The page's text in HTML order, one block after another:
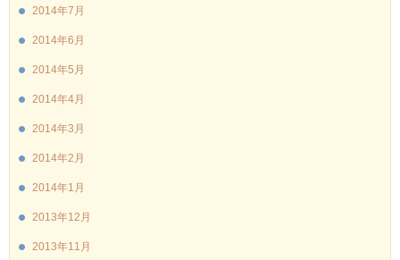
2014年7月
2014年6月
2014年5月
2014年4月
2014年3月
2014年2月
2014年1月
2013年12月
2013年11月